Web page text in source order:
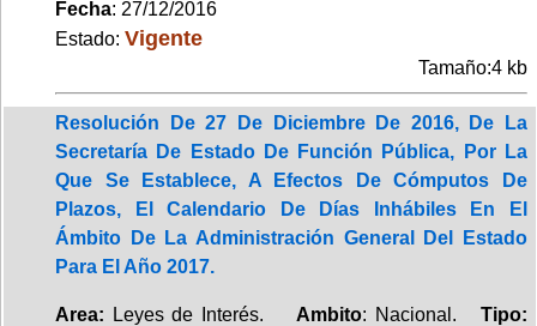
Fecha: 27/12/2016
Estado: Vigente
Tamaño:4 kb
Resolución De 27 De Diciembre De 2016, De La
Secretaría De Estado De Función Pública, Por La
Que Se Establece, A Efectos De Cómputos De
Plazos, El Calendario De Días Inhábiles En El
Ámbito De La Administración General Del Estado
Para El Año 2017.
Area: Leyes de Interés. Ambito: Nacional.Tipo: